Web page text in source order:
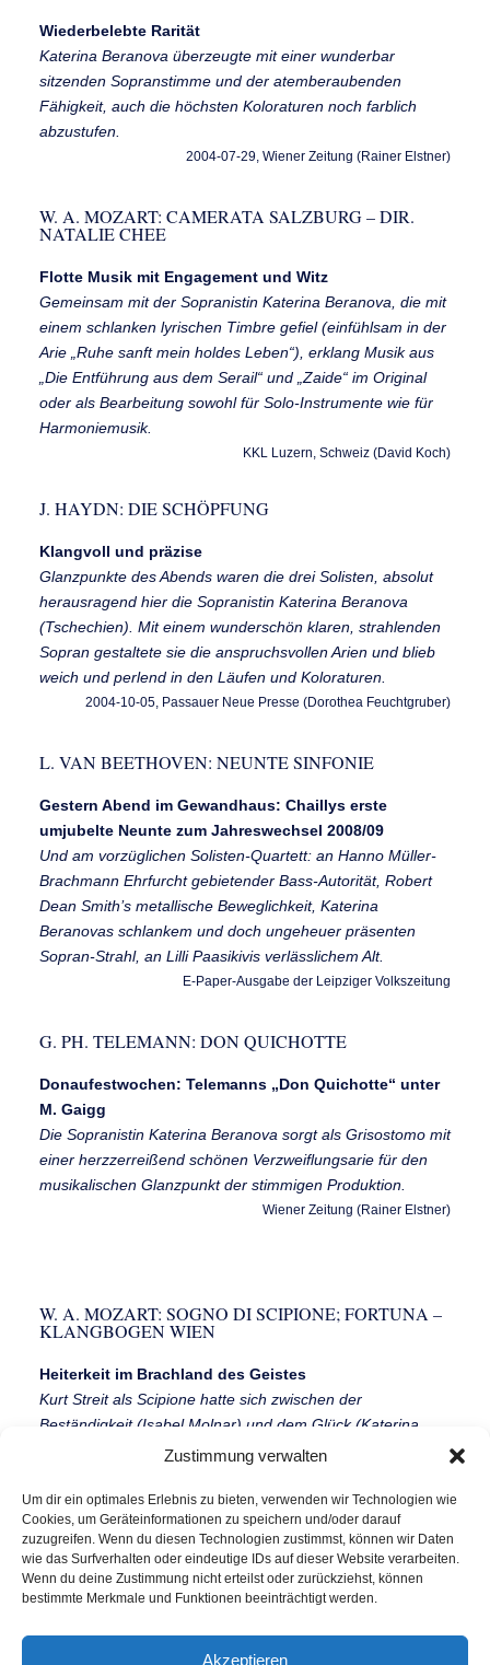
Zustimmung verwalten
Um dir ein optimales Erlebnis zu bieten, verwenden wir Technologien wie
Cookies, um Geräteinformationen zu speichern und/oder darauf
zuzugreifen. Wenn du diesen Technologien zustimmst, können wir Daten
wie das Surfverhalten oder eindeutige IDs auf dieser Website verarbeiten.
Wenn du deine Zustimmung nicht erteilst oder zurückziehst, können
bestimmte Merkmale und Funktionen beeinträchtigt werden.
Akzeptieren
Wiederbelebte Rarität
Katerina Beranova überzeugte mit einer wunderbar
sitzenden Sopranstimme und der atemberaubenden
Fähigkeit, auch die höchsten Koloraturen noch farblich
abzustufen.
2004-07-29, Wiener Zeitung (Rainer Elstner)
W. A. MOZART: CAMERATA SALZBURG – DIR.
NATALIE CHEE
Flotte Musik mit Engagement und Witz
Gemeinsam mit der Sopranistin Katerina Beranova, die mit
einem schlanken lyrischen Timbre gefiel (einfühlsam in der
Arie „Ruhe sanft mein holdes Leben“), erklang Musik aus
„Die Entführung aus dem Serail“ und „Zaide“ im Original
oder als Bearbeitung sowohl für Solo-Instrumente wie für
Harmoniemusik.
KKL Luzern, Schweiz (David Koch)
J. HAYDN: DIE SCHÖPFUNG
Klangvoll und präzise
Glanzpunkte des Abends waren die drei Solisten, absolut
herausragend hier die Sopranistin Katerina Beranova
(Tschechien). Mit einem wunderschön klaren, strahlenden
Sopran gestaltete sie die anspruchsvollen Arien und blieb
weich und perlend in den Läufen und Koloraturen.
2004-10-05, Passauer Neue Presse (Dorothea Feuchtgruber)
L. VAN BEETHOVEN: NEUNTE SINFONIE
Gestern Abend im Gewandhaus: Chaillys erste
umjubelte Neunte zum Jahreswechsel 2008/09
Und am vorzüglichen Solisten-Quartett: an Hanno Müller-
Brachmann Ehrfurcht gebietender Bass-Autorität, Robert
Dean Smith’s metallische Beweglichkeit, Katerina
Beranovas schlankem und doch ungeheuer präsenten
Sopran-Strahl, an Lilli Paasikivis verlässlichem Alt.
E-Paper-Ausgabe der Leipziger Volkszeitung
G. PH. TELEMANN: DON QUICHOTTE
Donaufestwochen: Telemanns „Don Quichotte“ unter
M. Gaigg
Die Sopranistin Katerina Beranova sorgt als Grisostomo mit
einer herzzerreißend schönen Verzweiflungsarie für den
musikalischen Glanzpunkt der stimmigen Produktion.
Wiener Zeitung (Rainer Elstner)
W. A. MOZART: SOGNO DI SCIPIONE; FORTUNA –
KLANGBOGEN WIEN
Heiterkeit im Brachland des Geistes
Kurt Streit als Scipione hatte sich zwischen der
Beständigkeit (Isabel Molnar) und dem Glück (Katerina
Beranova) zu entscheiden. Er wählte Erstere: schade,
leise-leichten Koloraturperlenkettchen ein ganz klein wenig
mehr:
2004-07-29, Der Standard (Stefan Ender)